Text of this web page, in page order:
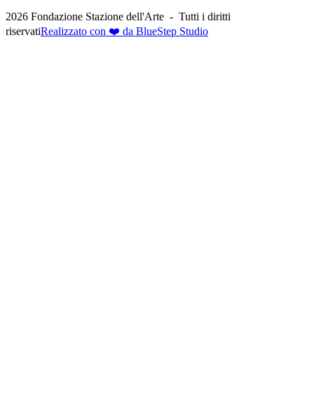
2026 Fondazione Stazione dell'Arte - Tutti i diritti
riservatiRealizzato con ❤️ da BlueStep Studio